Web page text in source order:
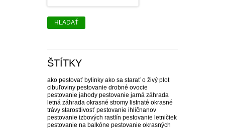
HĽADAŤ
ŠTÍTKY
ako pestovať bylinky ako sa starať o živý plot
cibuľoviny pestovanie drobné ovocie
pestovanie jahody pestovanie jarná záhrada
letná záhrada okrasné stromy listnaté okrasné
trávy starostlivosť pestovanie ihličnanov
pestovanie izbových rastlín pestovanie letničiek
pestovanie na balkóne pestovanie okrasných